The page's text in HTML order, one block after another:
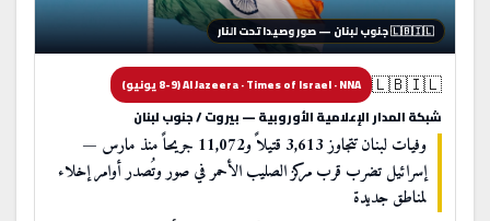
🇱🇧🇮🇱 جنوب لبنان — صور وصيدا تحت النار
🇱🇧🇮🇱 Al Jazeera · Times of Israel · NNA (8-9 يونيو)
شبكة المدار الإعلامية الأوروبية — بيروت / جنوب لبنان
وفيات لبنان تتجاوز 3,613 قتيلاً و11,072 جريحاً منذ مارس —
إسرائيل تضرب قرب مركز الصليب الأحمر في صور وتُصدر أوامر إخلاء
لمناطق جديدة